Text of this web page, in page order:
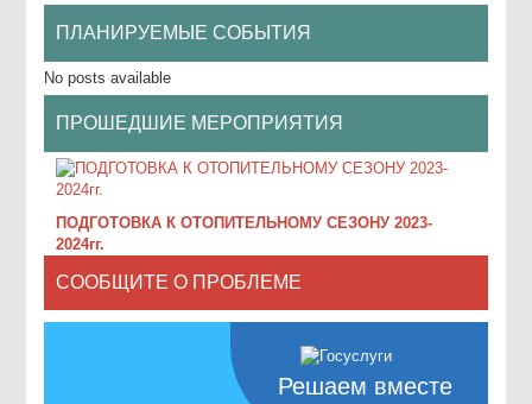
ПЛАНИРУЕМЫЕ СОБЫТИЯ
No posts available
ПРОШЕДШИЕ МЕРОПРИЯТИЯ
ПОДГОТОВКА К ОТОПИТЕЛЬНОМУ СЕЗОНУ 2023-
2024гг.
СООБЩИТЕ О ПРОБЛЕМЕ
Решаем вместе